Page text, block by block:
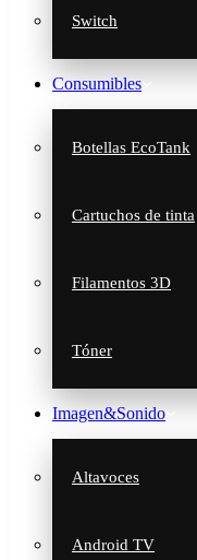
Switch
Consumibles
Botellas EcoTank
Cartuchos de tinta
Filamentos 3D
Tóner
Imagen&Sonido
Altavoces
Android TV